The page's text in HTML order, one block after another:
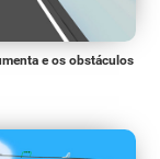
e os obstáculos